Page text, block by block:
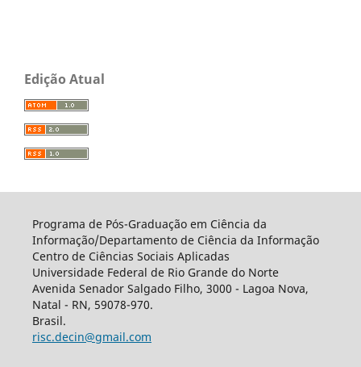
Edição Atual
Programa de Pós-Graduação em Ciência da
Informação/Departamento de Ciência da Informação
Centro de Ciências Sociais Aplicadas
Universidade Federal de Rio Grande do Norte
Avenida Senador Salgado Filho, 3000 - Lagoa Nova,
Natal - RN, 59078-970.
Brasil.
risc.decin@gmail.com